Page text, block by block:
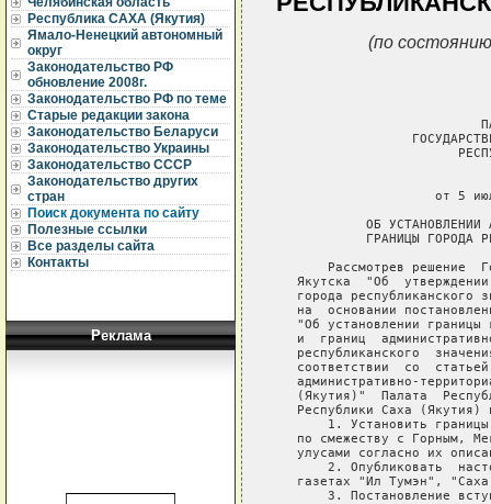
Республика САХА (Якутия)
Ямало-Ненецкий автономный
округ
Законодательство РФ
обновление 2008г.
Законодательство РФ по теме
Старые редакции закона
Законодательство Беларуси
Законодательство Украины
Законодательство СССР
Законодательство других
стран
Поиск документа по сайту
Полезные ссылки
Все разделы сайта
Контакты
Реклама
(по
от 5
ОБ УСТАНОВЛЕНИИ
ГРАНИЦЫ ГОРОДА
Рассмотрев решение
Якутска  "Об
города республиканского
на  основании
"Об установлении границы
и  границ
республиканского
соответствии  со
административно-
(Якутия)"  Палата
Республики Саха (Якутия)
1. Установить
по смежеству с Горным,
улусами согласно их
2. Опубликовать
газетах "Ил Тумэн",
3. Постановление